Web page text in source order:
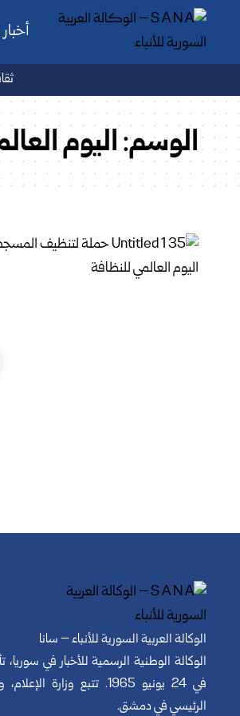
الوسم:اليوم
الوكالة العربية السورية للأنباء – سانا
الوكالة الوطنية الرسمية للأخبار في
في 24 يونيو 1965. تتبع وزارة
الرئيسي في دمشق.